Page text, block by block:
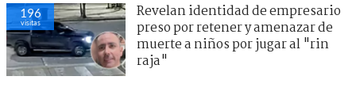
196
visitas
Revelan identidad de empresario
preso por retener y amenazar de
muerte a niños por jugar al "rin
raja"